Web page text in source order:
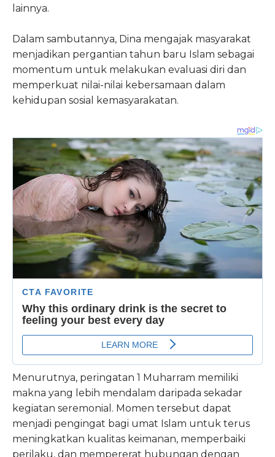
lainnya.
Dalam sambutannya, Dina mengajak masyarakat
menjadikan pergantian tahun baru Islam sebagai
momentum untuk melakukan evaluasi diri dan
memperkuat nilai-nilai kebersamaan dalam
kehidupan sosial kemasyarakatan.
Menurutnya, peringatan 1 Muharram memiliki
makna yang lebih mendalam daripada sekadar
kegiatan seremonial. Momen tersebut dapat
menjadi pengingat bagi umat Islam untuk terus
meningkatkan kualitas keimanan, memperbaiki
perilaku, dan mempererat hubungan dengan